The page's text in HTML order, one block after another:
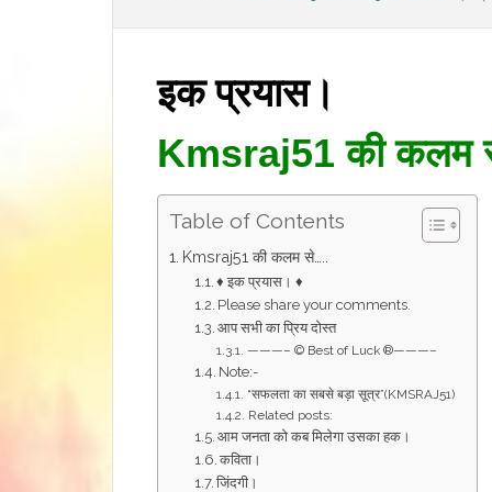
इक प्रयास।
Kmsraj51 की
Table of Contents
Kmsraj51 की कलम से…..
♦ इक प्रयास। ♦
Please share your comments.
आप सभी का प्रिय दोस्त
———– © Best of Luck ®———–
Note:-
“सफलता का सबसे बड़ा सूत्र”(KMSRAJ51)
Related posts:
आम जनता को कब मिलेगा उसका हक।
कविता।
जिंदगी।